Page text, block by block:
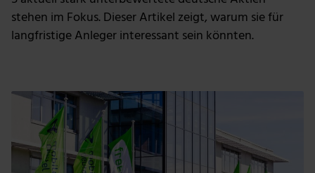
stehen im Fokus. Dieser Artikel zeigt, warum sie für
langfristige Anleger interessant sein könnten.